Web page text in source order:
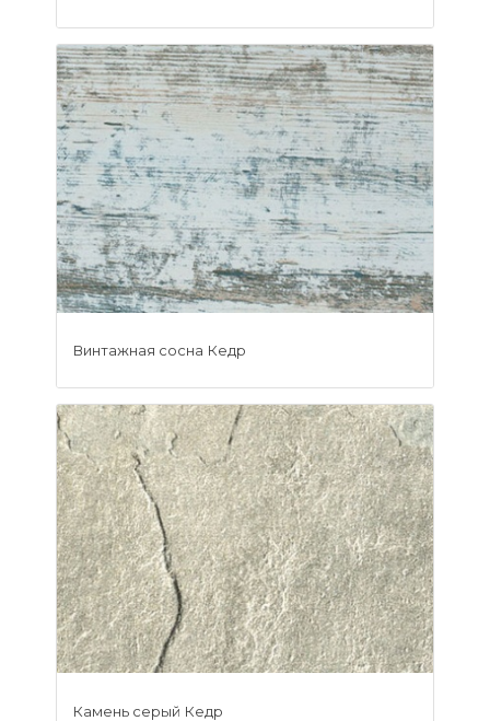
Винтажная сосна Кедр
Камень серый Кедр